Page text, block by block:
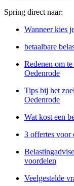
Spring direct naar:
Wanneer kies
betaalbare
Redenen om
Oedenrode
Tips bij het
Oedenrode
Wat kost een
3 offertes voor
voordelen
Veelgestelde